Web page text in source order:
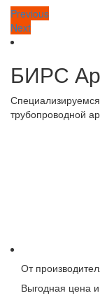
Post
Previous
Next
БИРС
трубопроводной
От
Выгодная цена